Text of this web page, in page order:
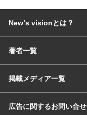
Newʼs visionとは？
著者一覧
掲載メディア一覧
広告に関するお問い合せ